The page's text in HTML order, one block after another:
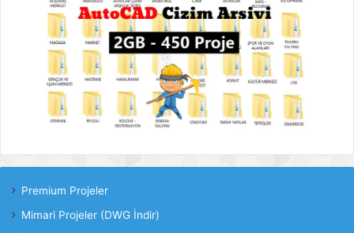
Premium Projeler
Mimari Projeler (DWG İndir)